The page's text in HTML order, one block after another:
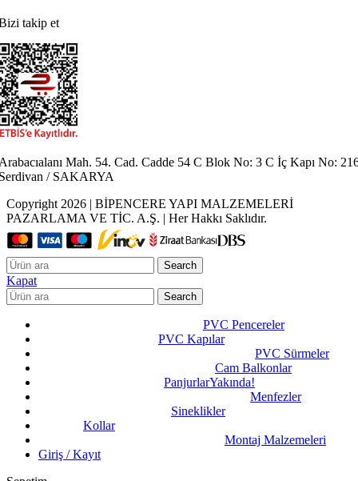
takip et
Mah. 54. Cad. Cadde 54 C Blok No: 3 C İç Kapı No:
/ SAKARYA
Copyright 2026 | BİPENCERE YAPI MALZEMELERİ
PAZARLAMA VE TİC. A.Ş. | Her Hakkı Saklıdır.
Search
Kapat
Search
PVC Pencereler
PVC Kapılar
PVC Sürmeler
Cam Balkonlar
PanjurlarYakında!
Menfezler
Sineklikler
Kollar
Montaj Malzemeleri
Giriş / Kayıt